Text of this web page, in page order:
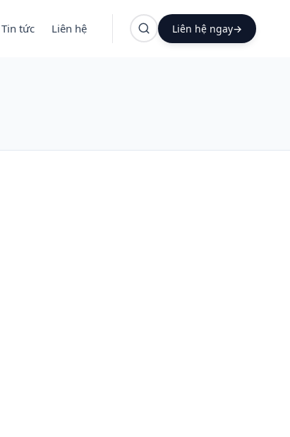
Tin tức Liên hệ Liên hệ ngay→